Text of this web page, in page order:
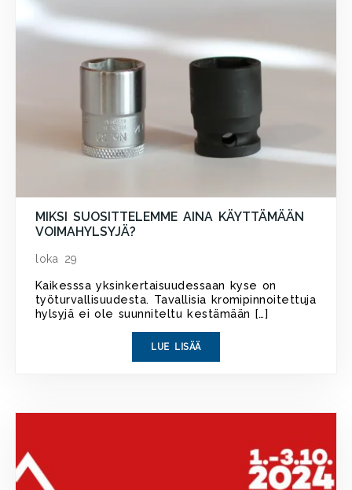
MIKSI SUOSITTELEMME AINA KÄYTTÄMÄÄN
VOIMAHYLSYJÄ?
loka 29
Kaikesssa yksinkertaisuudessaan kyse on
työturvallisuudesta. Tavallisia kromipinnoitettuja
hylsyjä ei ole suunniteltu kestämään […]
LUE LISÄÄ